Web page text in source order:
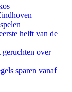
helft van de
over
sparen vanaf